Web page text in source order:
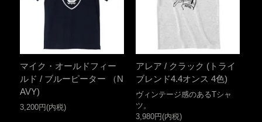
マイク・オールドフィー
ルド / ブルーピーター （N
AVY)
3,200円(内税)
アレア / クラック (トライ
ブレンド4.4オンス 4色)
ヴィンテージ感のあるTシャ
ツ。
3,980円(内税)